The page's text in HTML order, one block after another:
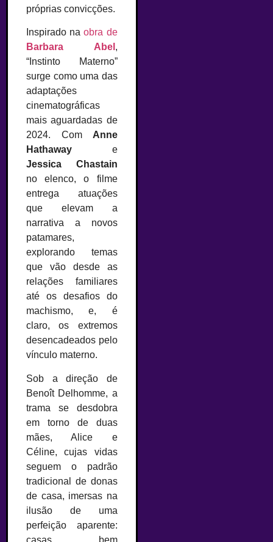
próprias convicções.
Inspirado naobra de
Barbara Abel ,
“Instinto Materno”
surge como uma das
adaptações
cinematográficas
mais aguardadas de
2024. ComAnne
Hathaway e
Jessica Chastain
no elenco, o filme
entrega atuações
que elevam a
narrativa a novos
patamares,
explorando temas
que vão desde as
relações familiares
até os desafios do
machismo, e, é
claro, os extremos
desencadeados pelo
vínculo materno.
Sob a direção de
Benoît Delhomme, a
trama se desdobra
em torno de duas
mães, Alice e
Céline, cujas vidas
seguem o padrão
tradicional de donas
de casa, imersas na
ilusão de uma
perfeição aparente:
casas bem